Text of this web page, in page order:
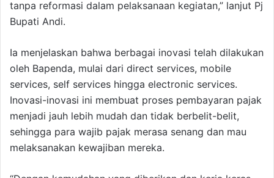
tanpa reformasi dalam pelaksanaan kegiatan,” lanjut Pj
Bupati Andi.
Ia menjelaskan bahwa berbagai inovasi telah dilakukan
oleh Bapenda, mulai dari direct services, mobile
services, self services hingga electronic services.
Inovasi-inovasi ini membuat proses pembayaran pajak
menjadi jauh lebih mudah dan tidak berbelit-belit,
sehingga para wajib pajak merasa senang dan mau
melaksanakan kewajiban mereka.